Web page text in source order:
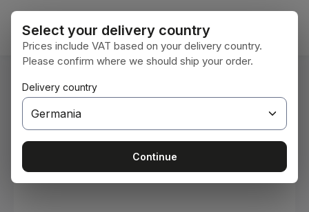
Passa al contenuto principale
Ti trovi qui: Home
Select your delivery country
Prices include VAT based on your delivery country.
Please confirm where we should ship your order.
Delivery country
Continue